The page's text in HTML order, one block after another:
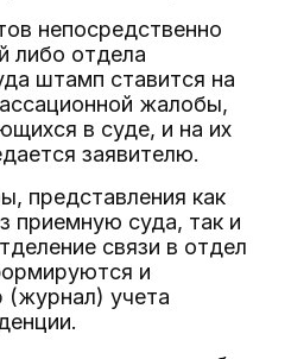
непосредственно
либо отдела
штамп ставится на
жалобы,
в суде, и на их
заявителю.
представления как
приемную суда, так и
связи в отдел
и
(журнал) учета